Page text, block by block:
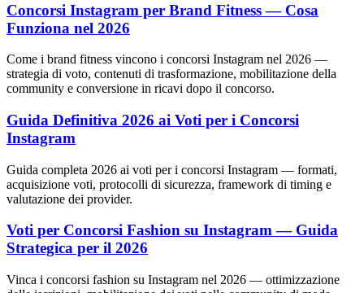
Concorsi Instagram per Brand Fitness — Cosa
Funziona nel 2026
Come i brand fitness vincono i concorsi Instagram nel 2026 —
strategia di voto, contenuti di trasformazione, mobilitazione della
community e conversione in ricavi dopo il concorso.
Guida Definitiva 2026 ai Voti per i Concorsi
Instagram
Guida completa 2026 ai voti per i concorsi Instagram — formati,
acquisizione voti, protocolli di sicurezza, framework di timing e
valutazione dei provider.
Voti per Concorsi Fashion su Instagram — Guida
Strategica per il 2026
Vinca i concorsi fashion su Instagram nel 2026 — ottimizzazione